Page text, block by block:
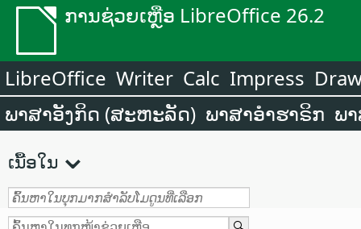
ການຊ່ວຍເຫຼືອ LibreOffice 26.2
LibreOffice Writer Calc Impress
ພາສາອັງກິດ (ສະຫະລັດ) ພາສາອຳຮາຣິກ ພ
ເນື້ອໃນ